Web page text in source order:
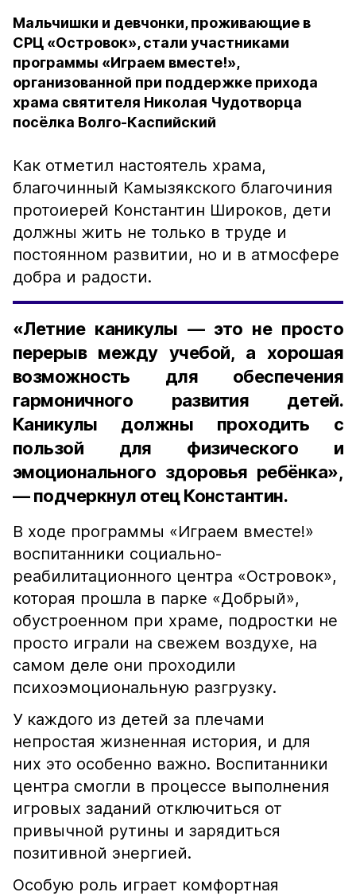
Мальчишки и девчонки, проживающие в
СРЦ «Островок», стали участниками
программы «Играем вместе!»,
организованной при поддержке прихода
храма святителя Николая Чудотворца
посёлка Волго-Каспийский
Как отметил настоятель храма,
благочинный Камызякского благочиния
протоиерей Константин Широков, дети
должны жить не только в труде и
постоянном развитии, но и в атмосфере
добра и радости.
«Летние каникулы — это не просто
перерыв между учебой, а хорошая
возможность для обеспечения
гармоничного развития детей.
Каникулы должны проходить с
пользой для физического и
эмоционального здоровья ребёнка»,
— подчеркнул отец Константин.
В ходе программы «Играем вместе!»
воспитанники социально-
реабилитационного центра «Островок»,
которая прошла в парке «Добрый»,
обустроенном при храме, подростки не
просто играли на свежем воздухе, на
самом деле они проходили
психоэмоциональную разгрузку.
У каждого из детей за плечами
непростая жизненная история, и для
них это особенно важно. Воспитанники
центра смогли в процессе выполнения
игровых заданий отключиться от
привычной рутины и зарядиться
позитивной энергией.
Особую роль играет комфортная